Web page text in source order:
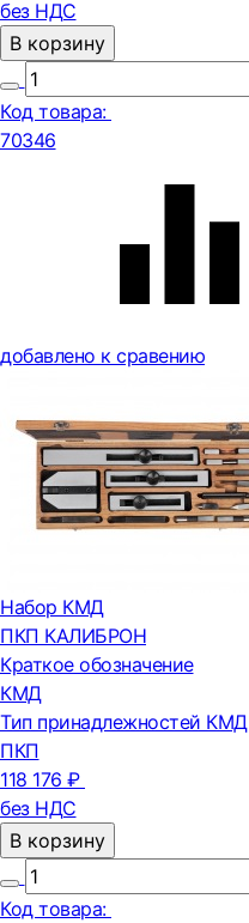
без НДС
В корзину
Код товара:
70346
добавлено к сравению
Набор КМД
ПКП КАЛИБРОН
Краткое обозначение
КМД
Тип принадлежностей КМД
ПКП
118 176 ₽
без НДС
В корзину
Код товара: